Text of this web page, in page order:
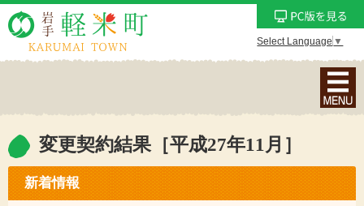
Select Language ▼
ナ
ビ
ョ
ン
変更契約結果［平成27年11月］
新着情報